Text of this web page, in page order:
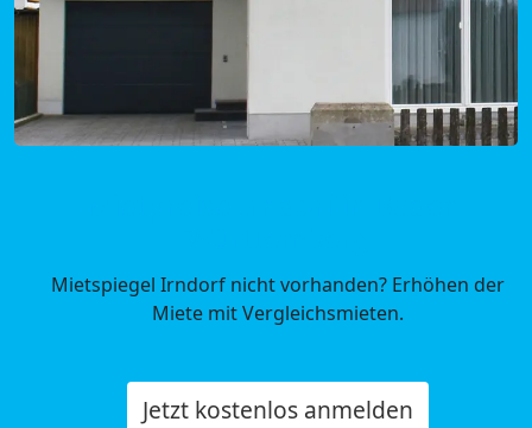
Mietspiegel Irndorf nicht vorhanden? Erhöhen der
Miete mit Vergleichsmieten.
Jetzt kostenlos anmelden